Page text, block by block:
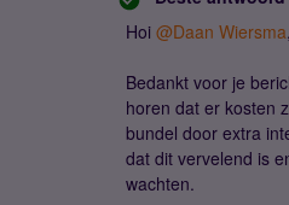
Hoi ​ @Daan Wiersma,
Bedankt voor je
horen dat er kosten
bundel door extra
dat dit vervelend is
wachten.